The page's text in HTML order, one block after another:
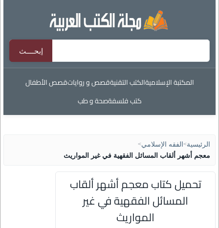
المكتبة الإسلاميةالكتب التقنيةقصص و رواياتقصص الأطفال
كتب فلسفةصحة و طب
الرئيسية> الفقه الإسلامي>
معجم أشهر ألقاب المسائل الفقهية في غير المواريث
تحميل كتاب معجم أشهر ألقاب
المسائل الفقهية في غير
المواريث